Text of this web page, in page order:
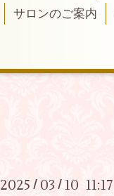
サロンのご案内
2025 / 03 / 10 11:17